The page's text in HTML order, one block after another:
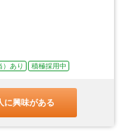
）あり 積極採用中
に興味がある